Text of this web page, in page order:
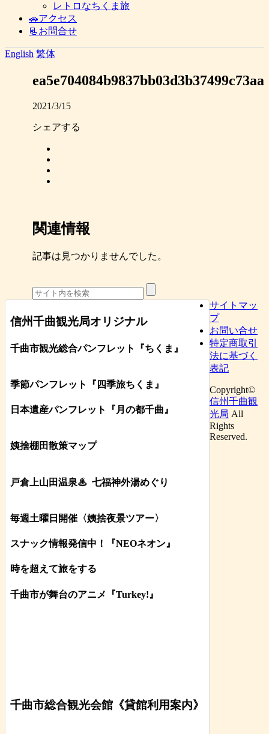
レトロなちくま旅
🚗アクセス
📃お問合せ
English 繁体
ea5e704084b9837bb03d3b37499c73aa
2021/3/15
シェアする
関連情報
記事は見つかりませんでした。
信州千曲観光局オリジナル
千曲市観光総合パンフレット 『ちくま 』
季節パンフレット『四季旅ちくま』
日本遺産パンフレット 『月の都千曲 』
姨捨棚田散策マップ
戸倉上山田温泉♨ 七福神外湯めぐり
毎週土曜日開催〈姨捨夜景ツアー〉
スナック情報発信中！『NEOネオン』
時を超えて旅をする
千曲市が舞台のアニメ『Turkey!』
千曲市総合観光会館《貸館利用案内》
サイトマッ
プ
お問い合せ
特定商取引
法に基づく
表記
Copyright©
信州千曲観
光局 All
Rights
Reserved.